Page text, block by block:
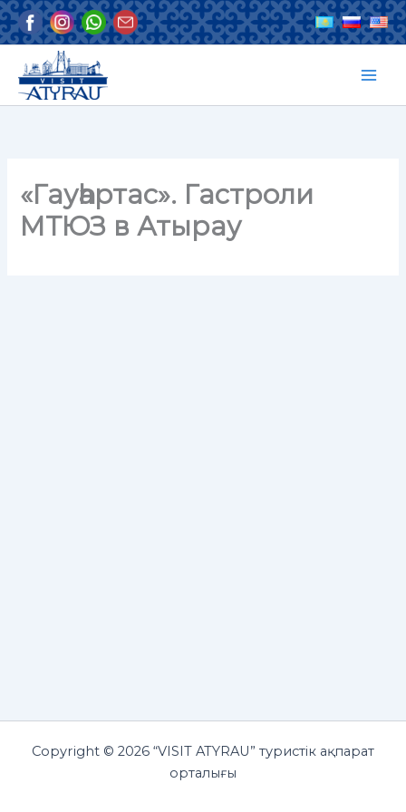
Skip
to
«Гауһартас». Гастроли
МТЮЗ в Атырау
Copyright © 2026 “VISIT ATYRAU” туристік ақпарат
орталығы